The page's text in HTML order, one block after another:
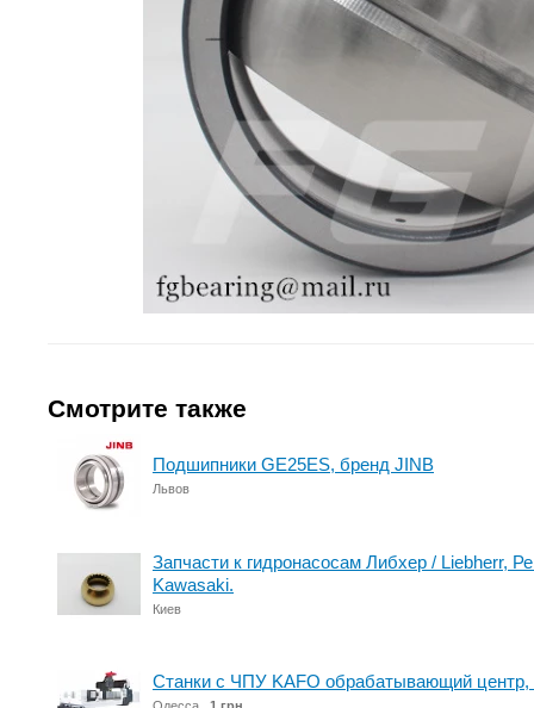
Смотрите также
Подшипники GE25ES, бренд JINB
Львов
Запчасти к гидронасосам Либхер / Liebherr,
Kawasaki.
Киев
Станки с ЧПУ KAFO обрабатывающий центр,